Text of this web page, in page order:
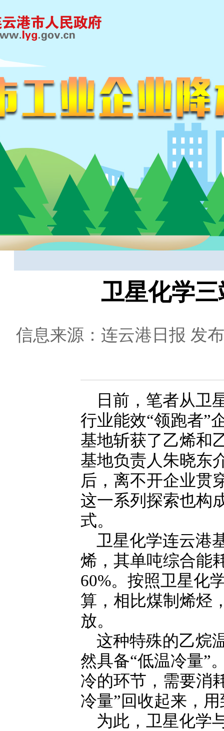
卫星化学
信息来源：连云港日报 发
日前，笔者从卫
行业能效“领跑者”
基地斩获了乙烯和
基地负责人朱晓东
后，离不开企业贯
这一系列探索也构
式。
卫星化学连云港
烯，其单吨综合能
60%。按照卫星化
算，相比煤制烯烃
放。
这种特殊的乙烷
然具备“低温冷量”
冷的环节，需要消
冷量”回收起来，
为此，卫星化学